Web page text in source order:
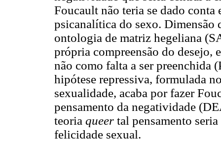
Foucault não teria se dado conta
psicanalítica do sexo. Dimensão
ontologia de matriz hegeliana
própria compreensão do desejo,
não como falta a ser preenchida
hipótese repressiva, formulada
sexualidade, acaba por fazer
pensamento da negatividade
teoria queer tal pensamento
felicidade sexual.